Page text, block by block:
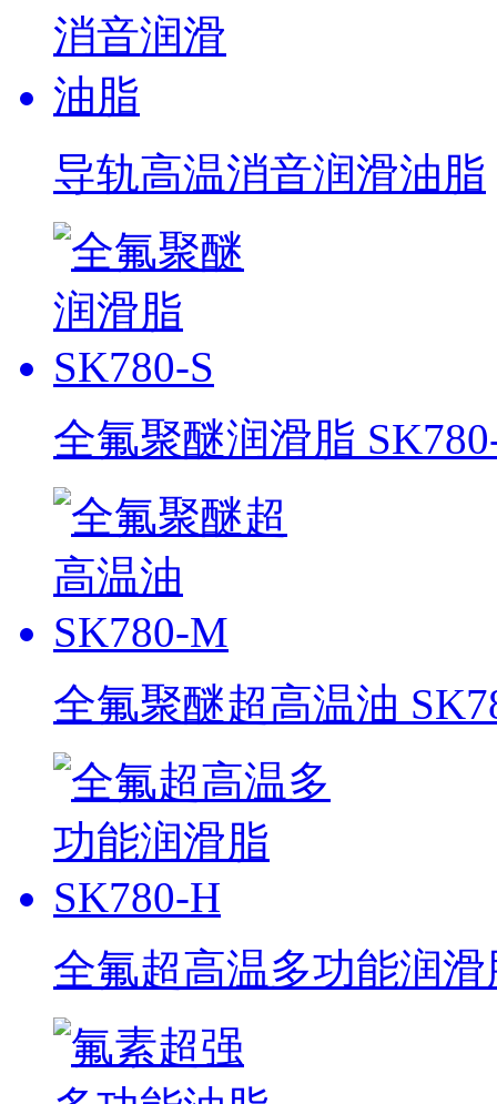
导轨高温消音润滑油脂
全氟聚醚润滑脂
全氟聚醚超高温油
全氟超高温多功能润滑